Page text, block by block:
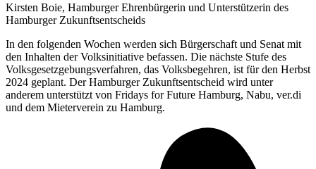
Kirsten Boie, Hamburger Ehrenbürgerin und Unterstützerin des
Hamburger Zukunftsentscheids
In den folgenden Wochen werden sich Bürgerschaft und Senat mit
den Inhalten der Volksinitiative befassen. Die nächste Stufe des
Volksgesetzgebungsverfahren, das Volksbegehren, ist für den Herbst
2024 geplant. Der Hamburger Zukunftsentscheid wird unter
anderem unterstützt von Fridays for Future Hamburg, Nabu, ver.di
und dem Mieterverein zu Hamburg.